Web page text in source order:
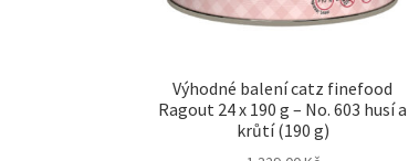
Výhodné balení catz finefood
Ragout 24 x 190 g – No. 603 husí a
krůtí (190 g)